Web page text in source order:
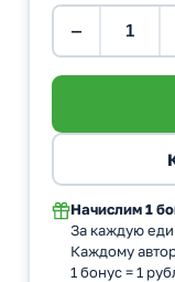
−
Начислим 1
За каждую
Каждому
1 бонус = 1